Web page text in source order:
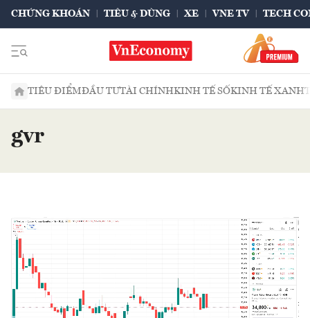
CHỨNG KHOÁN TIÊU & DÙNG XE VNE TV TECH
TIÊU ĐIỂMĐẦU TƯTÀI CHÍNHKINH TẾ SỐKINH TẾ XANH
gvr